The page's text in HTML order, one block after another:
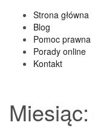
Strona główna
Blog
Pomoc prawna
Porady online
Kontakt
Miesiąc: